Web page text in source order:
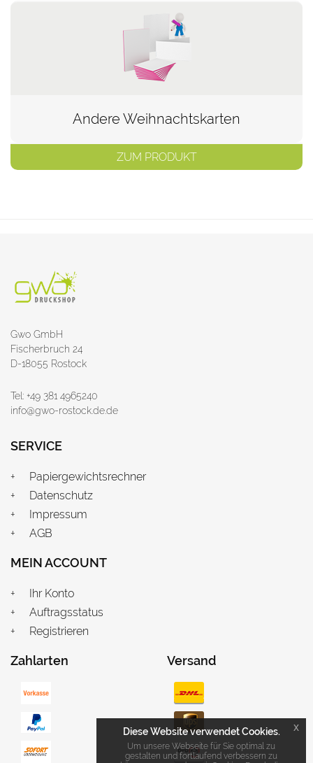
Andere Weihnachtskarten
ZUM PRODUKT
Gwo GmbH
Fischerbruch 24
D-18055 Rostock
Tel: +49 381 4965240
info@gwo-rostock.de.de
SERVICE
Papiergewichtsrechner
Datenschutz
Impressum
AGB
MEIN ACCOUNT
Ihr Konto
Auftragsstatus
Registrieren
Zahlarten Versand
Diese Website verwendet Cookies.
Um unsere Webseite für Sie optimal zu
gestalten und fortlaufend verbessern zu
x